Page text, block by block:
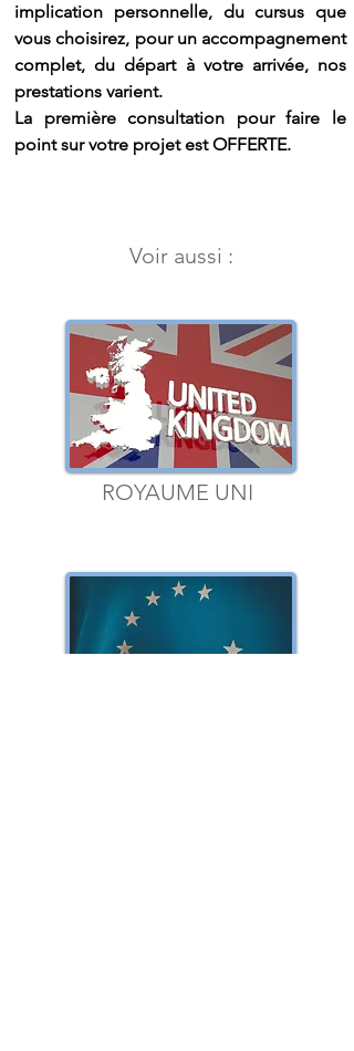
implication personnelle, du cursus que
vous choisirez, pour un accompagnement
complet, du départ à votre arrivée, nos
prestations varient.
La première consultation pour faire le
point sur votre projet est OFFERTE.
Voir aussi :
ROYAUME UNI